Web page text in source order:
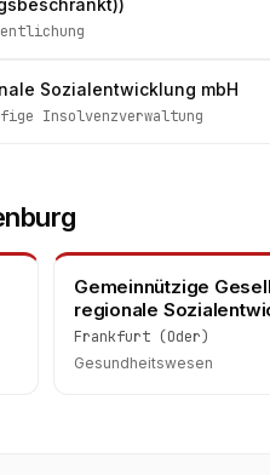
Sozialentwicklung mbH
Insolvenzverwaltung
Gemeinnützige
regionale
Frankfurt (Oder)
Gesundheitswesen